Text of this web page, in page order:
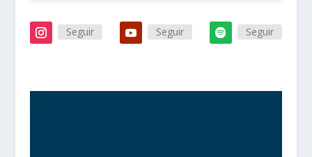
Seguir Seguir Seguir